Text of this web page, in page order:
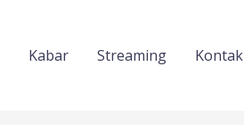
Kabar Streaming Kontak